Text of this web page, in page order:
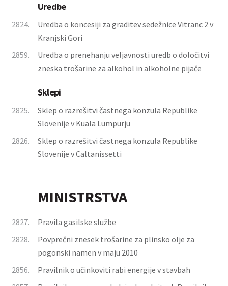
Uredbe
2824.
Uredba o koncesiji za graditev sedežnice Vitranc 2 v
Kranjski Gori
2859.
Uredba o prenehanju veljavnosti uredb o določitvi
zneska trošarine za alkohol in alkoholne pijače
Sklepi
2825.
Sklep o razrešitvi častnega konzula Republike
Slovenije v Kuala Lumpurju
2826.
Sklep o razrešitvi častnega konzula Republike
Slovenije v Caltanissetti
MINISTRSTVA
2827.
Pravila gasilske službe
2828.
Povprečni znesek trošarine za plinsko olje za
pogonski namen v maju 2010
2856.
Pravilnik o učinkoviti rabi energije v stavbah